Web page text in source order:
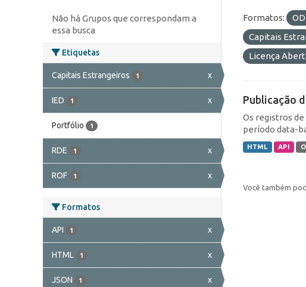
Não há Grupos que correspondam a
essa busca
Etiquetas
Capitais Estrangeiros 1 x
IED 1 x
Portfólio 1
RDE 1 x
ROF 1 x
Formatos
API 1 x
HTML 1 x
JSON 1 x
Formatos:
Capitais
Licença
Publicação
Os registros
período data-
HTML API
Você também